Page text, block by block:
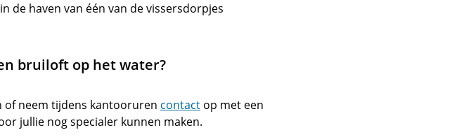
de haven van één van de vissersdorpjes
bruiloft op het water?
of neem tijdens kantooruren contact op met een
jullie nog specialer kunnen maken.